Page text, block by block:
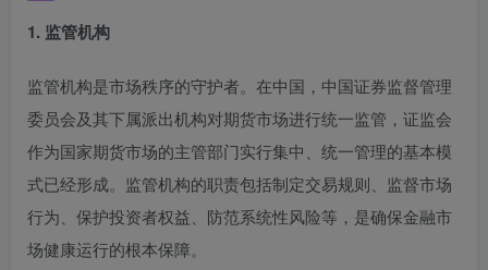
1. 监管机构
监管机构是市场秩序的守护者。在中国，中国证券监督管理
委员会及其下属派出机构对期货市场进行统一监管，证监会
作为国家期货市场的主管部门实行集中、统一管理的基本模
式已经形成。监管机构的职责包括制定交易规则、监督市场
行为、保护投资者权益、防范系统性风险等，是确保金融市
场健康运行的根本保障。